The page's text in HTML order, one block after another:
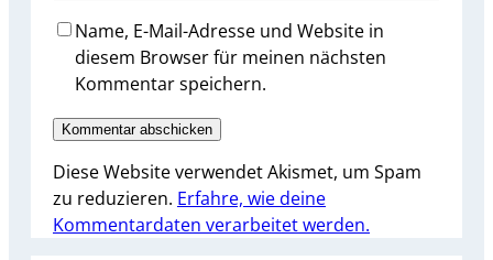
Name, E-Mail-Adresse und Website in
diesem Browser für meinen nächsten
Kommentar speichern.
Diese Website verwendet Akismet, um Spam
zu reduzieren. Erfahre, wie deine
Kommentardaten verarbeitet werden.